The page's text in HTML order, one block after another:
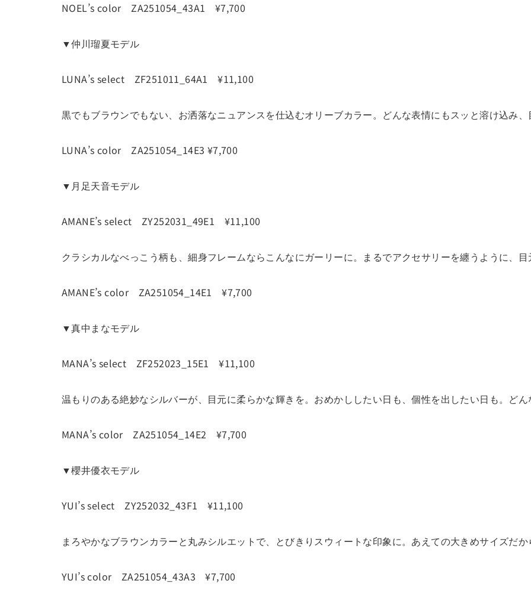
NOEL’s color ZA251054_43A1 ¥7,700
▼仲川瑠夏モデル
LUNA’s select ZF251011_64A1 ¥11,100
黒でもブラウンでもない、お洒落なニュアンスを仕込むオリーブカラー。どんな表情にもスッと溶け込み、
LUNA’s color ZA251054_14E3 ¥7,700
▼月足天音モデル
AMANE’s select ZY252031_49E1 ¥11,100
クラシカルなべっこう柄も、細身フレームならこんなにガーリーに。まるでアクセサリーを纏うように、目
AMANE’s color ZA251054_14E1 ¥7,700
▼真中まなモデル
MANA’s select ZF252023_15E1 ¥11,100
温もりのある絶妙なシルバーが、目元に柔らかな輝きを。おめかししたい日も、個性を出したい日も。どん
MANA’s color ZA251054_14E2 ¥7,700
▼櫻井優衣モデル
YUI’s select ZY252032_43F1 ¥11,100
まろやかなブラウンカラーと丸みシルエットで、とびきりスウィートな印象に。あえての大きめサイズだか
YUI’s color ZA251054_43A3 ¥7,700